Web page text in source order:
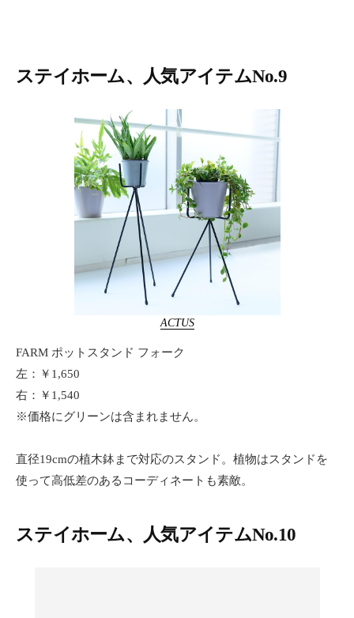
ステイホーム、人気アイテムNo.9
ACTUS
FARM ポットスタンド フォーク
左：￥1,650
右：￥1,540
※価格にグリーンは含まれません。
直径19cmの植木鉢まで対応のスタンド。植物はスタンドを
使って高低差のあるコーディネートも素敵。
ステイホーム、人気アイテムNo.10